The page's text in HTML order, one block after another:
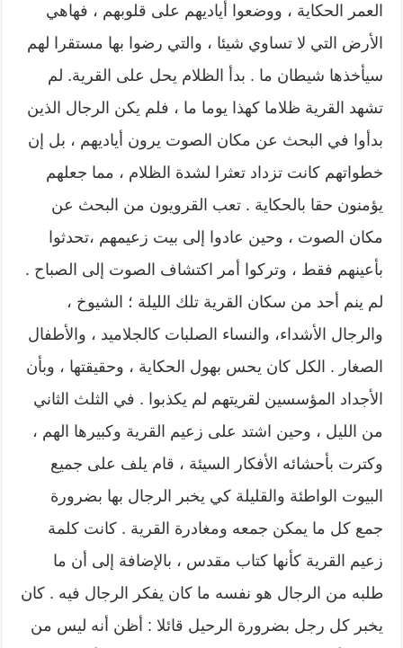
العمر الحكاية ، ووضعوا أياديهم على قلوبهم ، فهاهي
الأرض التي لا تساوي شيئا ، والتي رضوا بها مستقرا لهم
سيأخذها شيطان ما . بدأ الظلام يحل على القرية. لم
تشهد القرية ظلاما كهذا يوما ما ، فلم يكن الرجال الذين
بدأوا في البحث عن مكان الصوت يرون أياديهم ، بل إن
خطواتهم كانت تزداد تعثرا لشدة الظلام ، مما جعلهم
يؤمنون حقا بالحكاية . تعب القرويون من البحث عن
مكان الصوت ، وحين عادوا إلى بيت زعيمهم ،تحدثوا
بأعينهم فقط ، وتركوا أمر اكتشاف الصوت إلى الصباح .
لم ينم أحد من سكان القرية تلك الليلة ؛ الشيوخ ،
والرجال الأشداء، والنساء الصلبات كالجلاميد ، والأطفال
الصغار . الكل كان يحس بهول الحكاية ، وحقيقتها ، وبأن
الأجداد المؤسسين لقريتهم لم يكذبوا . في الثلث الثاني
من الليل ، وحين اشتد على زعيم القرية وكبيرها الهم ،
وكترت بأحشائه الأفكار السيئة ، قام يلف على جميع
البيوت الواطئة والقليلة كي يخبر الرجال بها بضرورة
جمع كل ما يمكن جمعه ومغادرة القرية . كانت كلمة
زعيم القرية كأنها كتاب مقدس ، بالإضافة إلى أن ما
طلبه من الرجال هو نفسه ما كان يفكر الرجال فيه . كان
يخبر كل رجل بضرورة الرحيل قائلا : أظن أنه ليس من